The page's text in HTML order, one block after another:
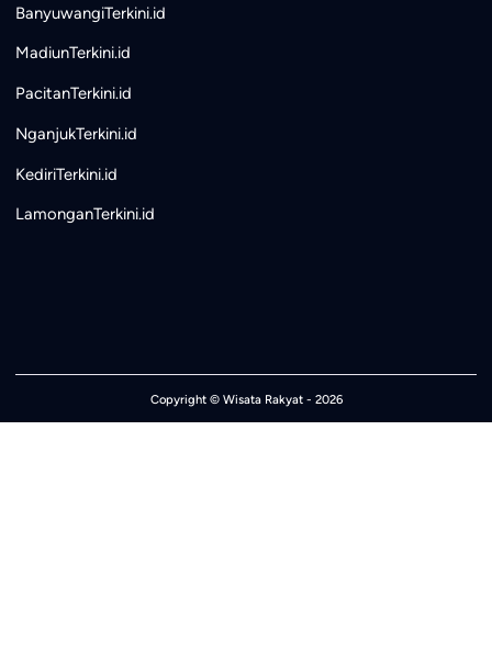
BanyuwangiTerkini.id
MadiunTerkini.id
PacitanTerkini.id
NganjukTerkini.id
KediriTerkini.id
LamonganTerkini.id
Copyright © Wisata Rakyat- 2026